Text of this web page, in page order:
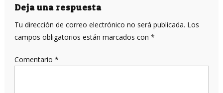
entradas
Deja una respuesta
Tu dirección de correo electrónico no será publicada. Los
campos obligatorios están marcados con *
Comentario *